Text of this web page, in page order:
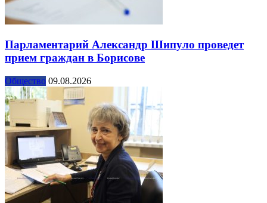
Парламентарий Александр Шипуло проведет
прием граждан в Борисове
Общество 09.08.2026